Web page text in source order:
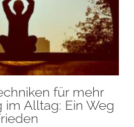
für mehr
im Alltag: Ein Weg